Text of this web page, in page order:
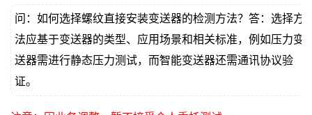
问：如何选择螺纹直接安装变送器的检测方法？答：选择方
法应基于变送器的类型、应用场景和相关标准，例如压力变
送器需进行静态压力测试，而智能变送器还需通讯协议验
证。